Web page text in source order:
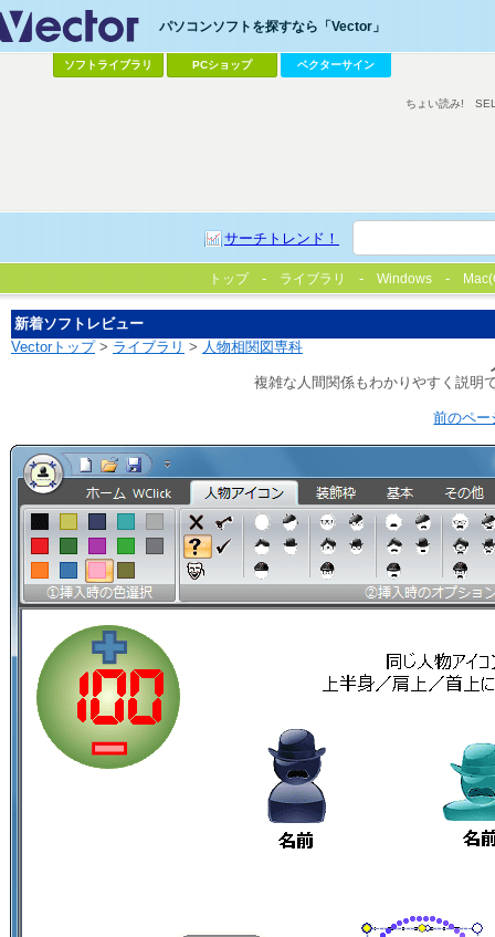
パソコンソフトを探すなら「Vector」
ソフトライブラリ PCショップ ベクターサイン
サーチトレンド！
ちょい読み!
トップ ライブラリ Windows
新着ソフトレビュー
Vectorトップ> ライブラリ > 人物相関図専科
複雑な人間関係もわかりやすく説明
前のペー